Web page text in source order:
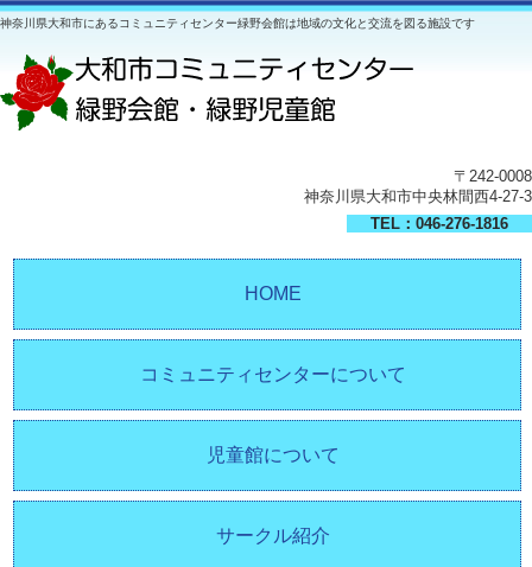
神奈川県大和市にあるコミュニティセンター緑野会館は地域の文化と交流を図る施設です
〒242-0008
神奈川県大和市中央林間西4-27-3
TEL：046-276-1816
HOME
コミュニティセンターについて
児童館について
サークル紹介